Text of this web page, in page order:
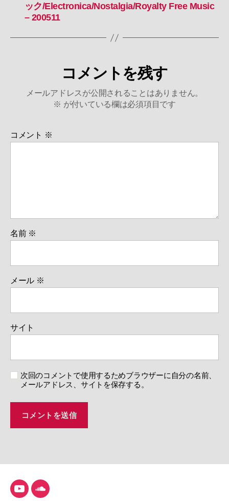
ック/Electronica/Nostalgia/Royalty Free Music
– 200511
コメントを残す
メールアドレスが公開されることはありません。
※ が付いている欄は必須項目です
コメント ※
名前 ※
メール ※
サイト
次回のコメントで使用するためブラウザーに自分の名前、
メールアドレス、サイトを保存する。
YouTubeSoundCloud